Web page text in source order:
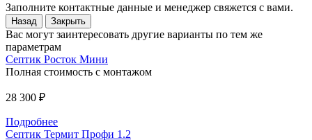
Заполните контактные данные и менеджер свяжется с вами.
Назад Закрыть
Вас могут заинтересовать другие варианты по тем же
параметрам
Септик Росток Мини
Полная стоимость с монтажом
28 300 ₽
Подробнее
Септик Термит Профи 1.2